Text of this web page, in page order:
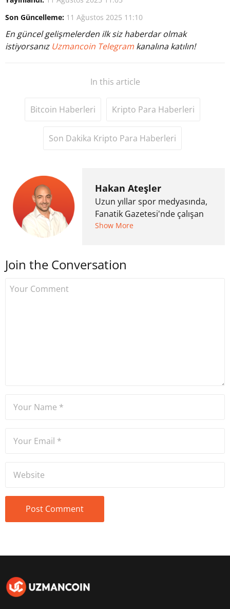
Son Güncelleme: 11 Ağustos 2025 11:10
En güncel gelişmelerden ilk siz haberdar olmak
istiyorsanız Uzmancoin Telegram kanalına katılın!
In this article
Bitcoin Haberleri Kripto Para Haberleri
Son Dakika Kripto Para Haberleri
Hakan Ateşler
Uzun yıllar spor medyasında,
Fanatik Gazetesi'nde çalışan
Hakan Ateşler, 2020 yılında
Uzmancoin bünyesinde
Show More
Join the Conversation